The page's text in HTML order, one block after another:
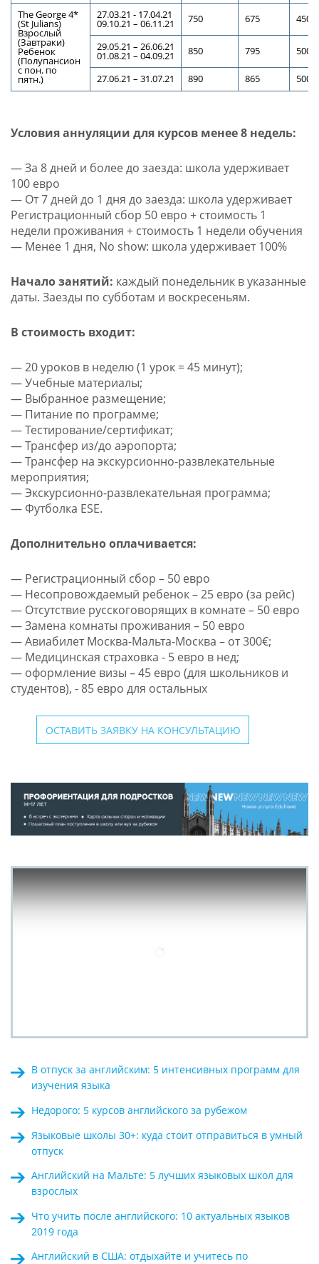
The George 4*
(St Julians)
Взрослый
(Завтраки)
Ребенок
(Полупансион
с пон. по
пятн.)
27.03.21 - 17.04.21
09.10.21 – 06.11.21 750 675 450
29.05.21 – 26.06.21
01.08.21 – 04.09.21 850 795 500
27.06.21 – 31.07.21 890 865 500
Условия аннуляции для курсов менее 8 недель:
— За 8 дней и более до заезда: школа удерживает
100 евро
— От 7 дней до 1 дня до заезда: школа удерживает
Регистрационный сбор 50 евро + стоимость 1
недели проживания + стоимость 1 недели обучения
— Менее 1 дня, No show: школа удерживает 100%
Начало занятий: каждый понедельник в указанные
даты. Заезды по субботам и воскресеньям.
В стоимость входит:
— 20 уроков в неделю (1 урок = 45 минут);
— Учебные материалы;
— Выбранное размещение;
— Питание по программе;
— Тестирование/сертификат;
— Трансфер из/до аэропорта;
— Трансфер на экскурсионно-развлекательные
мероприятия;
— Экскурсионно-развлекательная программа;
— Футболка ESE.
Дополнительно оплачивается:
— Регистрационный сбор – 50 евро
— Несопровождаемый ребенок – 25 евро (за рейс)
— Отсутствие русскоговорящих в комнате – 50 евро
— Замена комнаты проживания – 50 евро
— Авиабилет Москва-Мальта-Москва – от 300€;
— Медицинская страховка - 5 евро в нед;
— оформление визы – 45 евро (для школьников и
студентов), - 85 евро для остальных
ОСТАВИТЬ ЗАЯВКУ НА КОНСУЛЬТАЦИЮ
В отпуск за английским: 5 интенсивных программ для
изучения языка
Недорого: 5 курсов английского за рубежом
Языковые школы 30+: куда стоит отправиться в умный
отпуск
Английский на Мальте: 5 лучших языковых школ для
взрослых
Что учить после английского: 10 актуальных языков
2019 года
Английский в США: отдыхайте и учитесь по